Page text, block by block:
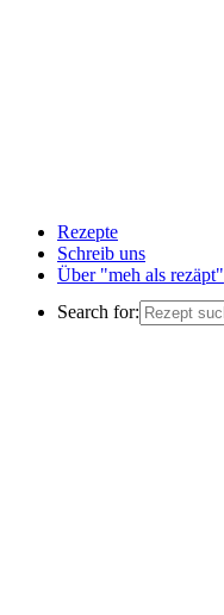
Rezepte
Schreib uns
Über "meh als rezäpt"
Search for: